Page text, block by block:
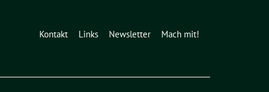
Kontakt Links Newsletter Mach mit!